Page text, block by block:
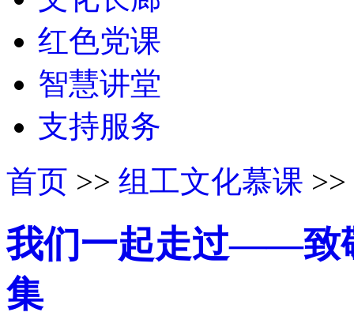
红色党课
智慧讲堂
支持服务
首页 >> 组工文化慕课 >>
我们一起走过——致
集